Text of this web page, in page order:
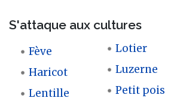
S'attaque aux cultures
Fève
Haricot
Lentille
Lotier
Luzerne
Petit pois